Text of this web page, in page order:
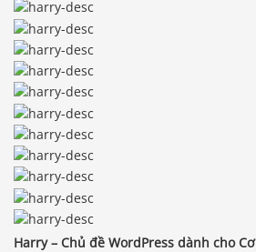
Harry – Chủ đề WordPress dành cho